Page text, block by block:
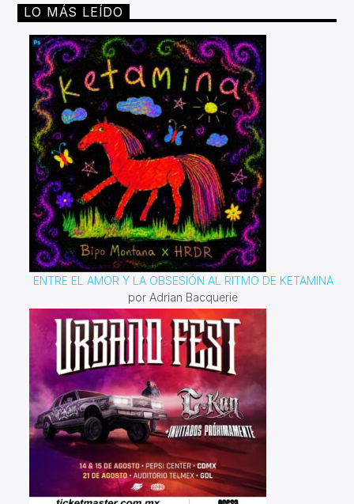
que mejor acompañándolo de melodías que nos inviten a
reflexionar sobre este tema que no solo es importante
sino vital.
LO MÁS LEÍDO
ENTRE EL AMOR Y LA OBSESIÓN AL RITMO DE KETAMINA
por Adrian Bacquerie